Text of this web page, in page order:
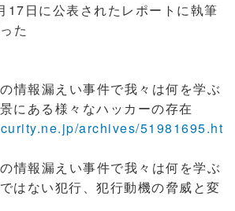
17日に公表されたレポートに執筆
た
情報漏えい事件で我々は何を学ぶ
にある様々なハッカーの存在
archives/51981695.ht
情報漏えい事件で我々は何を学ぶ
はない犯行、犯行動機の脅威と変